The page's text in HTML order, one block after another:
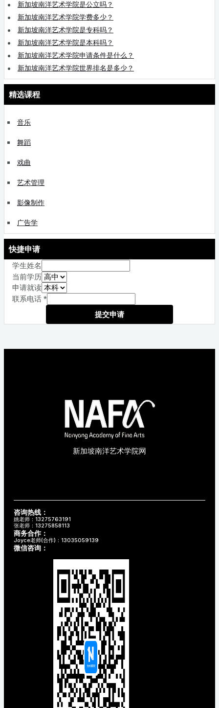
新加坡南洋艺术学院是公立吗？
新加坡南洋艺术学院学费多少？
新加坡南洋艺术学院是专科吗？
新加坡南洋艺术学院是本科吗？
新加坡南洋艺术学院申请条件是什么？
新加坡南洋艺术学院世界排名是多少？
精选课程
音乐
舞蹈
戏曲
艺术管理
影像制作
广告学
快捷申请
学生姓名
当前学历
申请就读
联系电话 *
提交申请
新加坡南洋艺术学院网
咨询热线：
姚老师：13275763191
张老师：13275858113
商务合作：
Joyce老师(合作)：13035059139
微信咨询：